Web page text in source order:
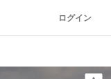
ログイン